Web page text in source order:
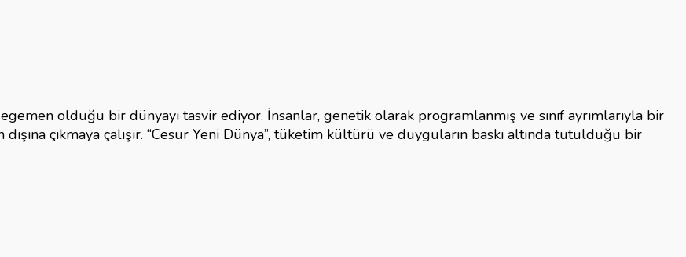
olduğu bir dünyayı tasvir ediyor. İnsanlar, genetik olarak programlanmış ve sınıf ayrımlarıyla bir
çıkmaya çalışır. “Cesur Yeni Dünya”, tüketim kültürü ve duyguların baskı altında tutulduğu bir